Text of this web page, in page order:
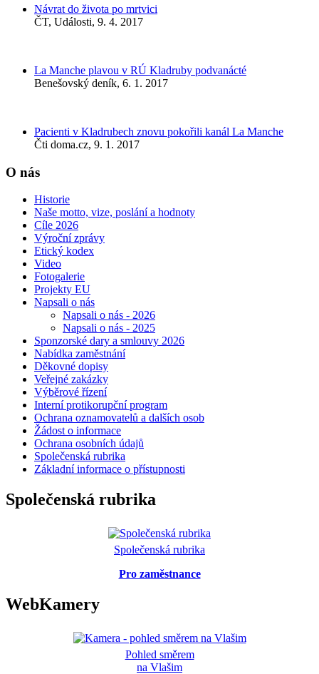
Návrat do života po mrtvici
ČT, Události, 9. 4. 2017
La Manche plavou v RÚ Kladruby podvanácté
Benešovský deník, 6. 1. 2017
Pacienti v Kladrubech znovu pokořili kanál La Manche
Čti doma.cz, 9. 1. 2017
O nás
Historie
Naše motto, vize, poslání a hodnoty
Cíle 2026
Výroční zprávy
Etický kodex
Video
Fotogalerie
Projekty EU
Napsali o nás
Napsali o nás - 2026
Napsali o nás - 2025
Sponzorské dary a smlouvy 2026
Nabídka zaměstnání
Děkovné dopisy
Veřejné zakázky
Výběrové řízení
Interní protikorupční program
Ochrana oznamovatelů a dalších osob
Žádost o informace
Ochrana osobních údajů
Společenská rubrika
Základní informace o přístupnosti
Společenská rubrika
Společenská rubrika
Pro zaměstnance
WebKamery
Pohled směrem
na Vlašim